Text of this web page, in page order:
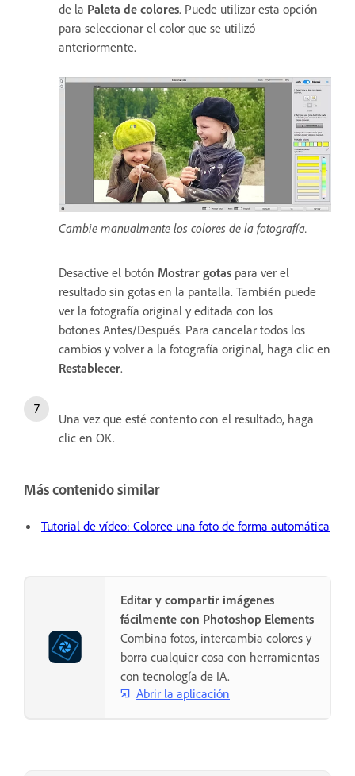
de la Paleta de colores. Puede utilizar esta opción
para seleccionar el color que se utilizó
anteriormente.
Cambie manualmente los colores de la fotografía.
Desactive el botón Mostrar gotas para ver el
resultado sin gotas en la pantalla. También puede
ver la fotografía original y editada con los
botones Antes/Después. Para cancelar todos los
cambios y volver a la fotografía original, haga clic en
Restablecer.
Una vez que esté contento con el resultado, haga
clic en OK.
Más contenido similar
Tutorial de vídeo: Coloree una foto de forma automática
Editar y compartir imágenes
fácilmente con Photoshop Elements
Combina fotos, intercambia colores y
borra cualquier cosa con herramientas
con tecnología de IA.
Abrir la aplicación